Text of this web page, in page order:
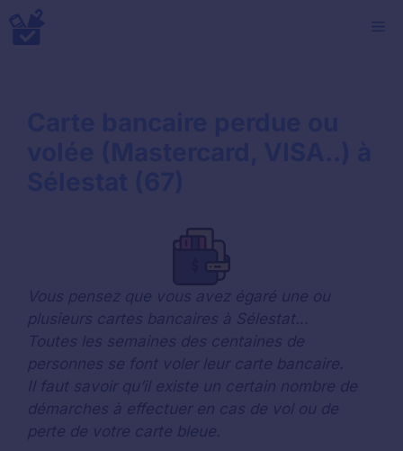
Aller
au
Vous pensez que vous avez égaré une ou
plusieurs cartes bancaires à Sélestat…
Toutes les semaines des centaines de
personnes se font voler leur carte bancaire.
Il faut savoir qu’il existe un certain nombre de
démarches à effectuer en cas de vol ou de
perte de votre carte bleue.